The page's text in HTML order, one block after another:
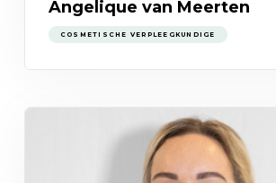
Angelique van Meerten
COSMETISCHE VERPLEEGKUNDIGE